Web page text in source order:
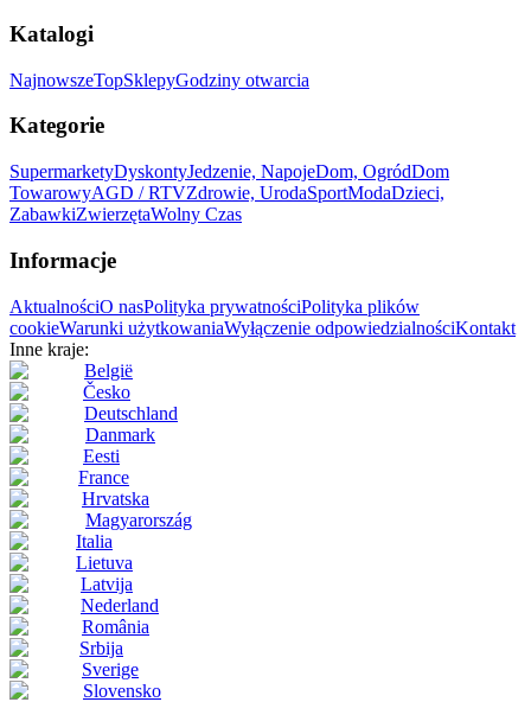
Katalogi
NajnowszeTopSklepyGodziny otwarcia
Kategorie
SupermarketyDyskontyJedzenie, NapojeDom, OgródDom
TowarowyAGD / RTVZdrowie, UrodaSportModaDzieci,
ZabawkiZwierzętaWolny Czas
Informacje
AktualnościO nasPolityka prywatnościPolityka plików
cookieWarunki użytkowaniaWyłączenie odpowiedzialnościKontakt
Inne kraje:
België
Česko
Deutschland
Danmark
Eesti
France
Hrvatska
Magyarország
Italia
Lietuva
Latvija
Nederland
România
Srbija
Sverige
Slovensko